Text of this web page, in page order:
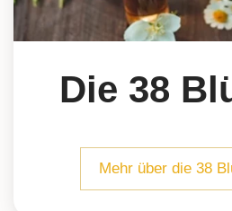
Die 38
Mehr über die 38